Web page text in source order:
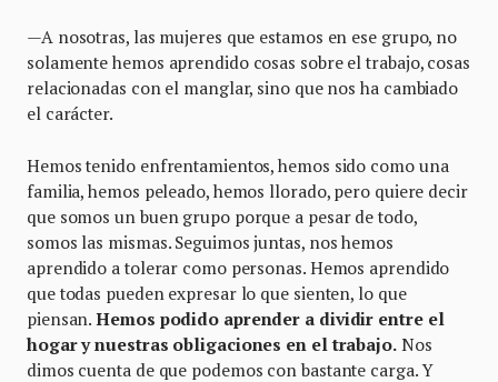
—A nosotras, las mujeres que estamos en ese grupo, no
solamente hemos aprendido cosas sobre el trabajo, cosas
relacionadas con el manglar, sino que nos ha cambiado
el carácter.
Hemos tenido enfrentamientos, hemos sido como una
familia, hemos peleado, hemos llorado, pero quiere decir
que somos un buen grupo porque a pesar de todo,
somos las mismas. Seguimos juntas, nos hemos
aprendido a tolerar como personas. Hemos aprendido
que todas pueden expresar lo que sienten, lo que
piensan.Hemos podido aprender a dividir entre el
hogar y nuestras obligaciones en el trabajo.Nos
dimos cuenta de que podemos con bastante carga. Y